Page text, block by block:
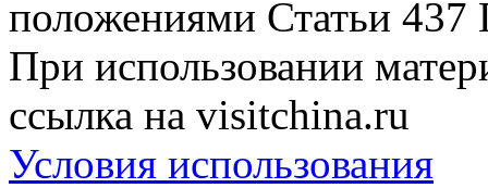
положениями Статьи 437
При использовании
ссылка на visitchina.ru
Условия использования